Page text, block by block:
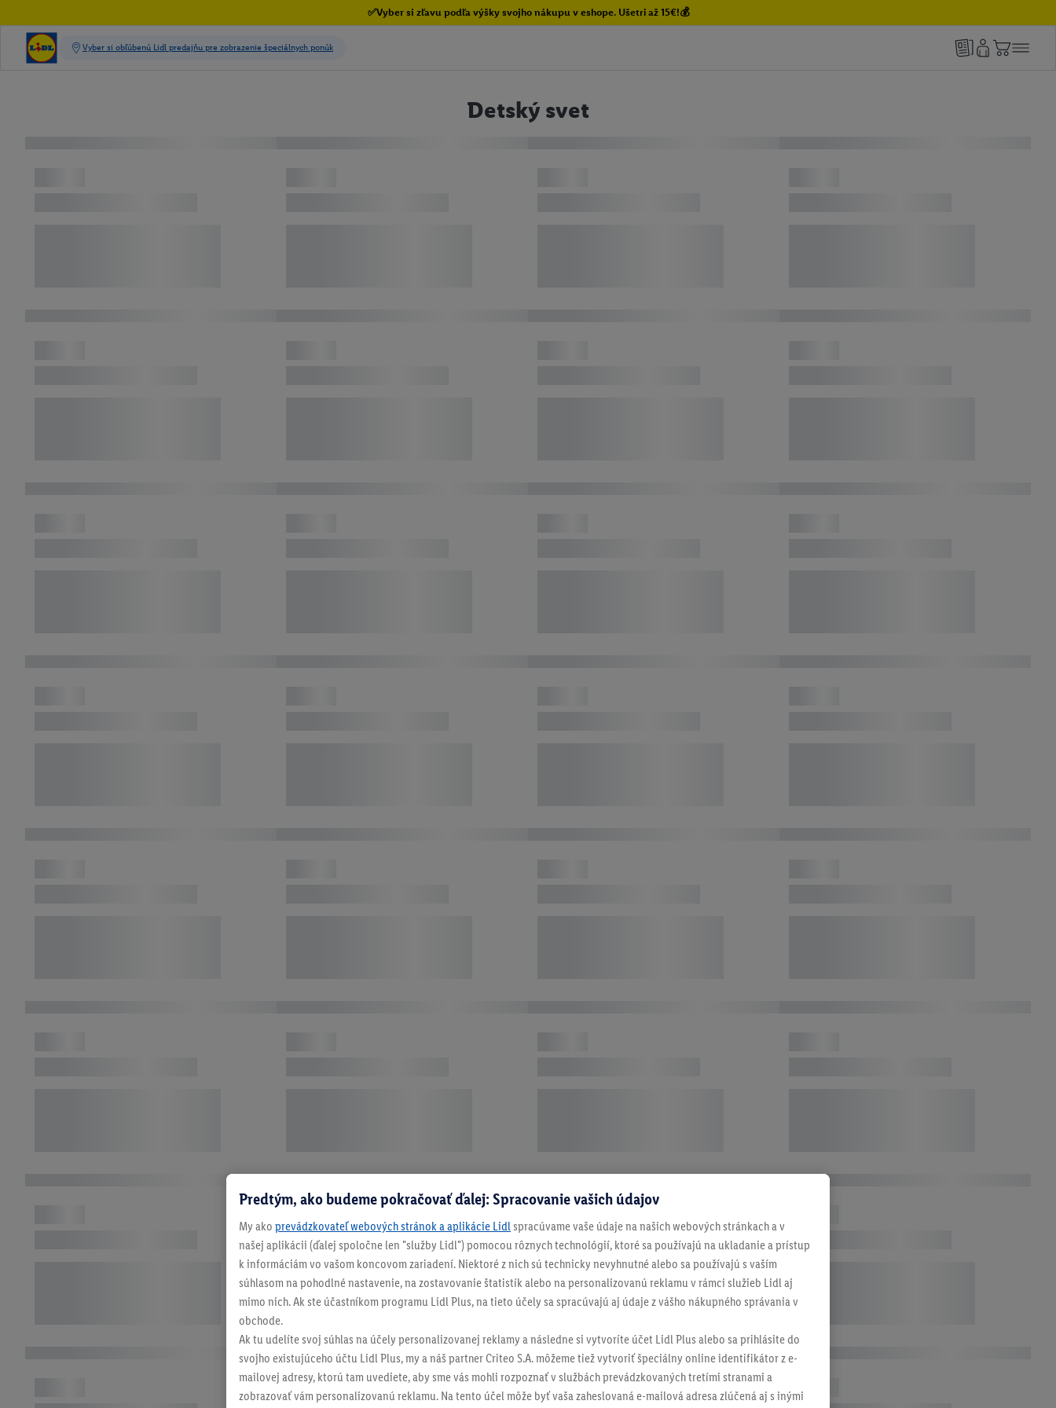
✅Vyber si zľavu podľa výšky svojho nákupu v eshope. Ušetri až 15€!💰
Detský svet
Predtým, ako budeme pokračovať ďalej: Spracovanie vašich údajov
My ako prevádzkovateľ webových stránok a aplikácie Lidl spracúvame vaše údaje na našich webových stránkach a v
našej aplikácii (ďalej spoločne len "služby Lidl") pomocou rôznych technológií, ktoré sa používajú na ukladanie a prístup
k informáciám vo vašom koncovom zariadení. Niektoré z nich sú technicky nevyhnutné alebo sa používajú s vaším
súhlasom na pohodlné nastavenie, na zostavovanie štatistík alebo na personalizovanú reklamu v rámci služieb Lidl aj
mimo nich. Ak ste účastníkom programu Lidl Plus, na tieto účely sa spracúvajú aj údaje z vášho nákupného správania v
obchode.
Ak tu udelíte svoj súhlas na účely personalizovanej reklamy a následne si vytvoríte účet Lidl Plus alebo sa prihlásite do
svojho existujúceho účtu Lidl Plus, my a náš partner Criteo S.A. môžeme tiež vytvoriť špeciálny online identifikátor z e-
mailovej adresy, ktorú tam uvediete, aby sme vás mohli rozpoznať v službách prevádzkovaných tretími stranami a
zobrazovať vám personalizovanú reklamu. Na tento účel môže byť vaša zaheslovaná e-mailová adresa zlúčená aj s inými